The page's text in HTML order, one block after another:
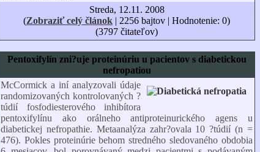
Streda, 12.11. 2008
(Zobraziť celý článok | 2256 bajtov | Hodnotenie: 0)
(3797 čitateľov)
Pentoxifylín zni?uje proteinúriu u pacientov s diabetickou
nefropatiou
McCormick a iní analyzovali údaje
randomizovaných kontrolovaných ?
túdií fosfodiesterového inhibítora
pentoxifylínu ako orálneho antiproteinurického agens u
diabetickej nefropathie. Metaanalýza zahr?ovala 10 ?túdií (n =
476). Pokles proteinúrie behom stredného sledovaného obdobia